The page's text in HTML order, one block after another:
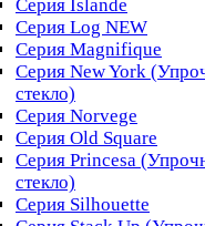
Серия Islande
Серия Log NEW
Серия Magnifique
Серия New York
стекло)
Серия Norvege
Серия Old Square
Серия Princesa
стекло)
Серия Silhouette